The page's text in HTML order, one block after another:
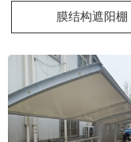
膜结构遮阳棚